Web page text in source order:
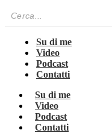
Su di me
Video
Podcast
Contatti
Su di me
Video
Podcast
Contatti